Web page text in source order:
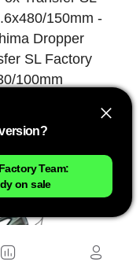
150mm -
Dropper
SL Factory
100mm
rails size 137mm
- 5.499€
Team:
on sale